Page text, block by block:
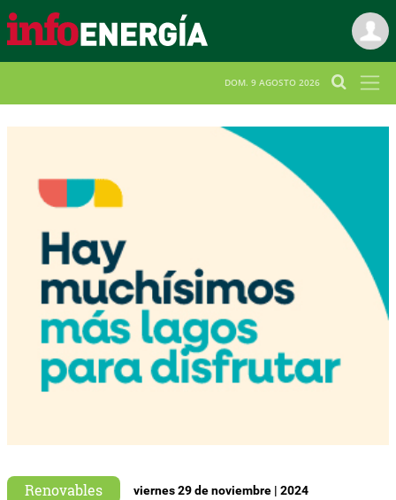
DOM. 9 AGOSTO 2026
Renovables viernes 29 de noviembre | 2024